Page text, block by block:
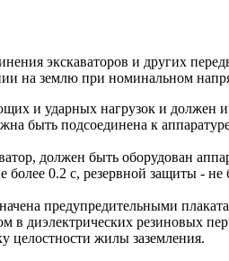
экскаваторов и других
на землю при номинальном
и ударных нагрузок и
быть подсоединена к
должен быть оборудован
0.2 с, резервной защиты - не
предупредительными
диэлектрических резиновых
целостности жилы заземления.